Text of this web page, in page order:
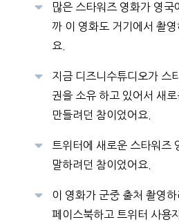
많은 스타워즈 영화가 영국
까 이 영화도 거기에서 촬
요.
지금 디즈니수튜디오가 스
권을 소유 하고 있어서 새로
만들려던 참이었어요.
트위터에 새로운 스타워즈
말하려던 참이었어요.
이 영화가 군중 출처 촬영하
페이스북하고 트위터 사용